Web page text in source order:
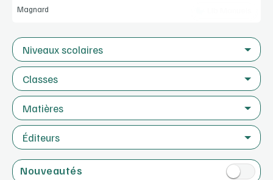
Magnard
Niveaux scolaires
Classes
Matières
Éditeurs
Nouveautés